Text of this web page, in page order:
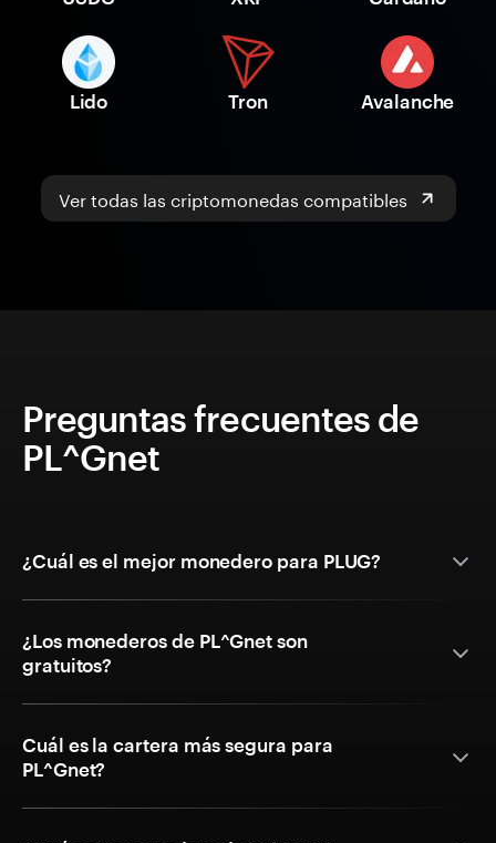
Lido Tron Avalanche
Ver todas las criptomonedas compatibles
Preguntas frecuentes de
PL^Gnet
¿Cuál es el mejor monedero para PLUG?
¿Los monederos de PL^Gnet son
gratuitos?
Cuál es la cartera más segura para
PL^Gnet?